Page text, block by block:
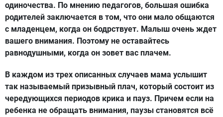
одиночества. По мнению педагогов, большая ошибка
родителей заключается в том, что они мало общаются
с младенцем, когда он бодрствует. Малыш очень ждет
вашего внимания. Поэтому не оставайтесь
равнодушными, когда он зовет вас плачем.
В каждом из трех описанных случаев мама услышит
так называемый призывный плач, который состоит из
чередующихся периодов крика и пауз. Причем если на
ребенка не обращать внимания, паузы становятся всё